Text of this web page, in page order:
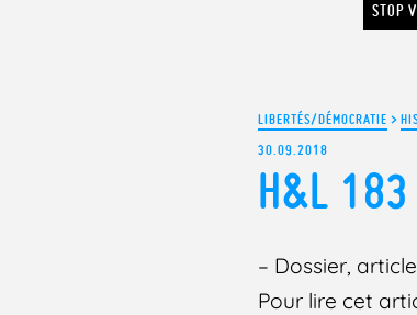
STOP
LIBERTÉS/DÉMOCRATIE >
30.09.2018
H&L 183
– Dossier,
Pour lire cet